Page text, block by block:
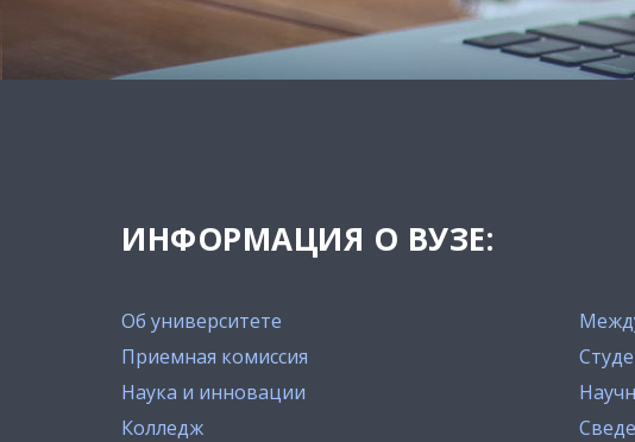
ИНФОРМАЦИЯ О ВУЗЕ:
Об университете
Приемная комиссия
Наука и инновации
Колледж